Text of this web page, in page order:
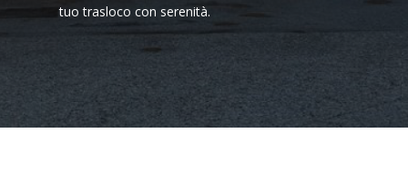
tuo trasloco con serenità.